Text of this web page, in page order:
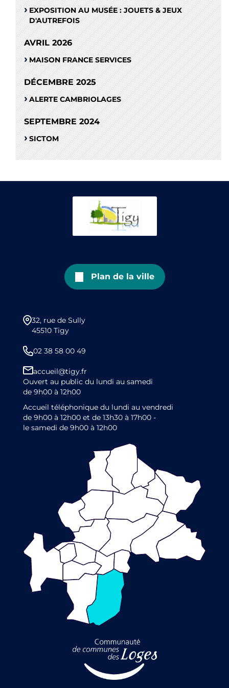
EXPOSITION AU MUSÉE : JOUETS & JEUX
D'AUTREFOIS
AVRIL 2026
MAISON FRANCE SERVICES
DÉCEMBRE 2025
ALERTE CAMBRIOLAGES
SEPTEMBRE 2024
SICTOM
Plan de la ville
32, rue de Sully
45510 Tigy
02 38 58 00 49
accueil@tigy.fr
Ouvert au public du lundi au samedi
de 9h00 à 12h00
Accueil téléphonique du lundi au vendredi
de 9h00 à 12h00 et de 13h30 à 17h00 -
le samedi de 9h00 à 12h00